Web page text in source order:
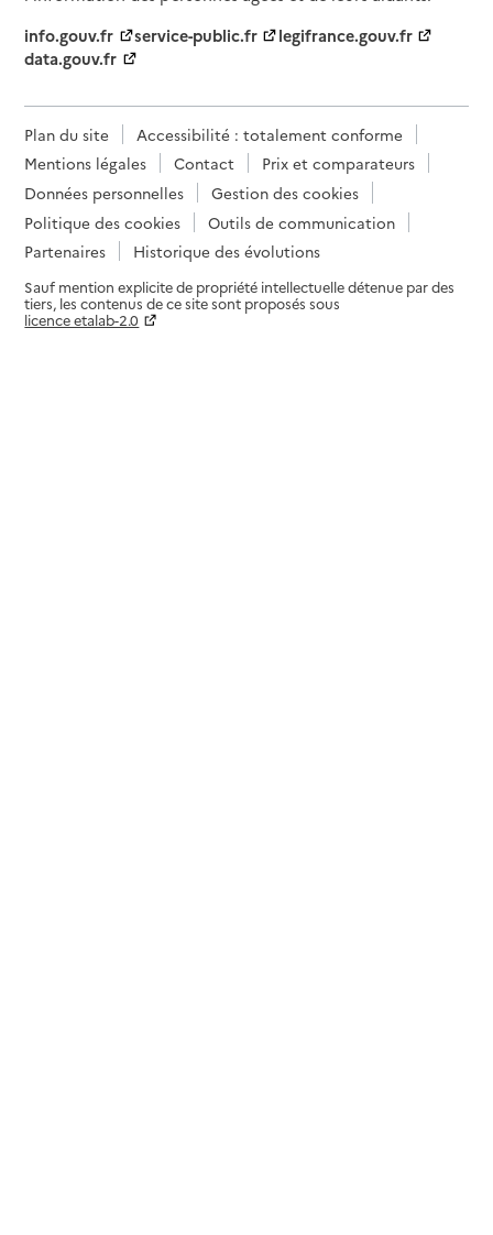
info.gouv.fr
service-public.fr
legifrance.gouv.fr
data.gouv.fr
Plan du site
Accessibilité : totalement conforme
Mentions légales
Contact
Prix et comparateurs
Données personnelles
Gestion des cookies
Politique des cookies
Outils de communication
Partenaires
Historique des évolutions
Sauf mention explicite de propriété intellectuelle détenue par des
tiers, les contenus de ce site sont proposés sous
licence etalab-2.0